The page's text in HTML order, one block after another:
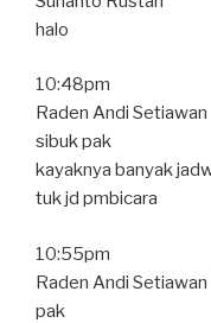
halo
10:48pm
Raden Andi Setiawan
sibuk pak
kayaknya banyak
tuk jd pmbicara
10:55pm
Raden Andi Setiawan
pak